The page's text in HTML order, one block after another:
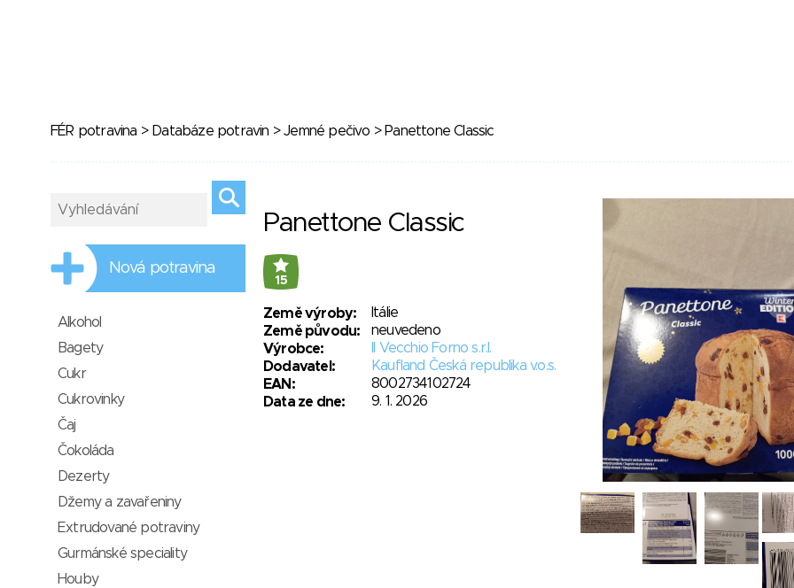
FÉR potravina > Databáze potravin >Jemné pečivo > Panettone Classic
Panettone Classic
15
Země výroby:
Itálie
Země původu:
neuvedeno
Výrobce:
II Vecchio Forno s.r.l.
Dodavatel:
Kaufland Česká republika v.o.s.
EAN:
8002734102724
Data ze dne:
9. 1. 2026
Nová potravina
Alkohol
Bagety
Cukr
Cukrovinky
Čaj
Čokoláda
Dezerty
Džemy a zavařeniny
Extrudované potraviny
Gurmánské speciality
Houby